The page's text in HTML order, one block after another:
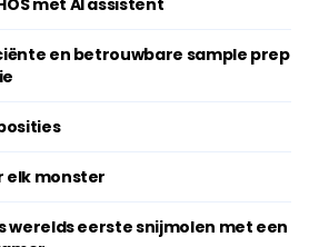
met AI assistent
en betrouwbare sample prep
elk monster
werelds eerste snijmolen met een